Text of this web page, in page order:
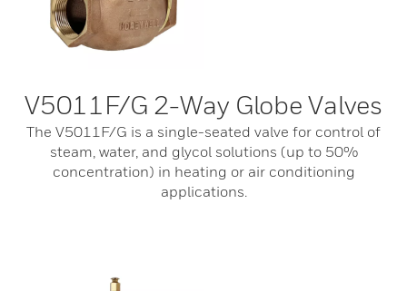
V5011F/G 2-Way Globe Valves
The V5011F/G is a single-seated valve for control of
steam, water, and glycol solutions (up to 50%
concentration) in heating or air conditioning
applications.